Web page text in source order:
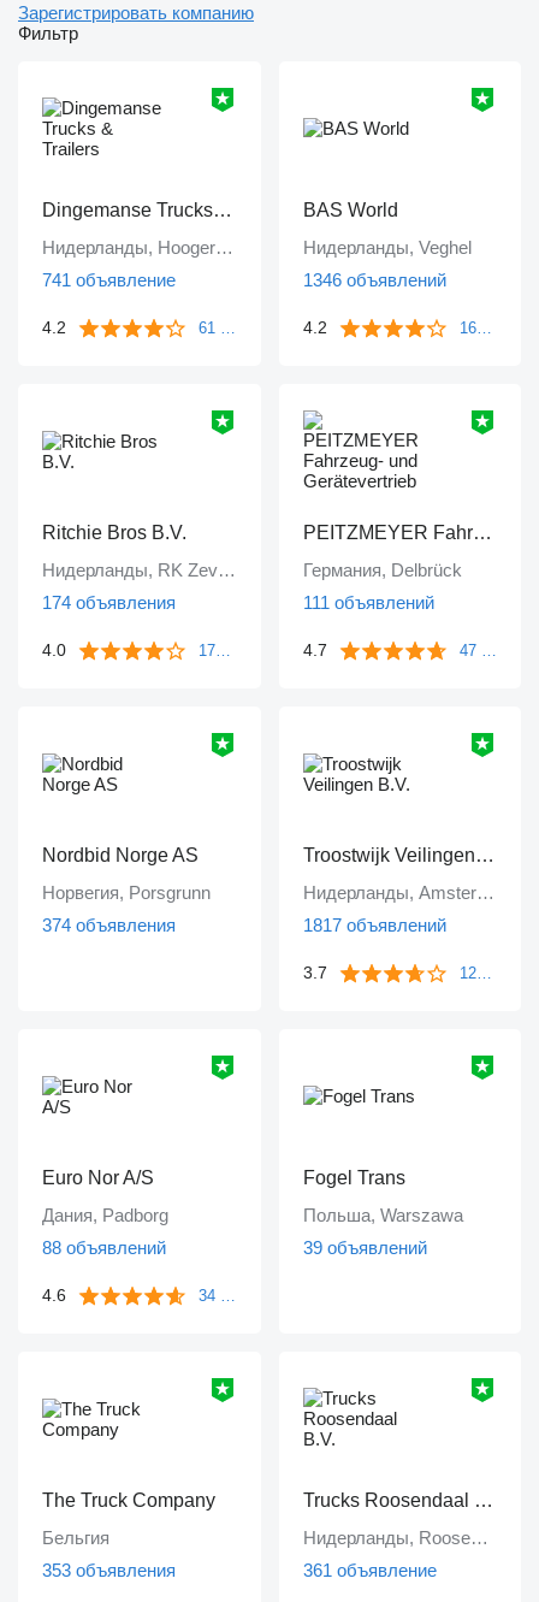
Зарегистрировать компанию
Фильтр
Dingemanse Trucks & Trailers
Нидерланды, Hoogerheide
741 объявление
4.2
BAS World
Нидерланды, Veghel
1346 объявлений
4.2 1671 отзыв
Ritchie Bros B.V.
Нидерланды, RK Zevenbergen
174 объявления
4.0
PEITZMEYER Fahrzeug- und Gerätevertrieb
Германия, Delbrück
111 объявлений
4.7
Nordbid Norge AS
Норвегия, Porsgrunn
374 объявления
Troostwijk Veilingen B.V.
Нидерланды, Amsterdam
1817 объявлений
3.7 1249 отзывов
Euro Nor A/S
Дания, Padborg
88 объявлений
4.6
Fogel Trans
Польша, Warszawa
39 объявлений
The Truck Company
Бельгия
353 объявления
Trucks Roosendaal B.V.
Нидерланды, Roosendaal
361 объявление